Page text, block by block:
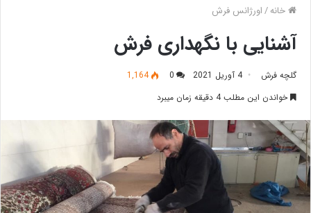
خانه/اورژانس فرش
آشنایی با نگهداری فرش
گلچه فرش 4 آوریل 2021 0
1,164
خواندن این مطلب 4 دقیقه زمان میبرد